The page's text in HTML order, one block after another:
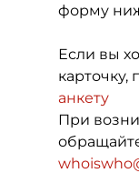
форму
Если вы
карточку,
анкету
При